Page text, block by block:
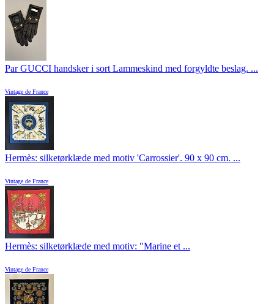
Par GUCCI handsker i sort Lammeskind med forgyldte beslag. ...
Vintage de France
Hermès: silketørklæde med motiv 'Carrossier'. 90 x 90 cm. ...
Vintage de France
Hermès: silketørklæde med motiv: "Marine et ...
Vintage de France